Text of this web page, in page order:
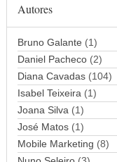
o
d
e
e
m
a
i
l
Autores
Bruno Galante (1)
Daniel Pacheco(2)
Diana Cavadas(104)
Isabel Teixeira (1)
Joana Silva (1)
José Matos(1)
Mobile Marketing (8)